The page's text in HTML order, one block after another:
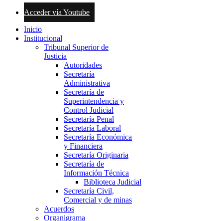
Acceder vía Youtube
Inicio
Institucional
Tribunal Superior de
Justicia
Autoridades
Secretaría
Administrativa
Secretaría de
Superintendencia y
Control Judicial
Secretaría Penal
Secretaría Laboral
Secretaría Económica
y Financiera
Secretaría Originaria
Secretaría de
Información Técnica
Biblioteca Judicial
Secretaría Civil,
Comercial y de minas
Acuerdos
Organigrama